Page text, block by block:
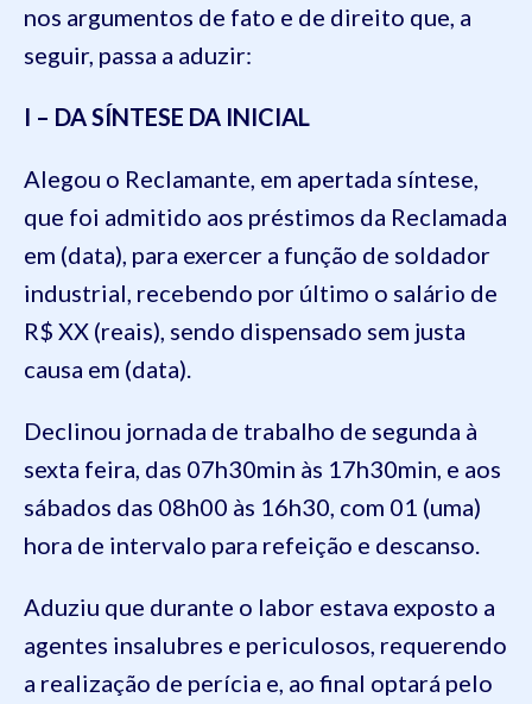
nos argumentos de fato e de direito que, a
seguir, passa a aduzir:
I – DA SÍNTESE DA INICIAL
Alegou o Reclamante, em apertada síntese,
que foi admitido aos préstimos da Reclamada
em (data), para exercer a função de soldador
industrial, recebendo por último o salário de
R$ XX (reais), sendo dispensado sem justa
causa em (data).
Declinou jornada de trabalho de segunda à
sexta feira, das 07h30min às 17h30min, e aos
sábados das 08h00 às 16h30, com 01 (uma)
hora de intervalo para refeição e descanso.
Aduziu que durante o labor estava exposto a
agentes insalubres e periculosos, requerendo
a realização de perícia e, ao final optará pelo